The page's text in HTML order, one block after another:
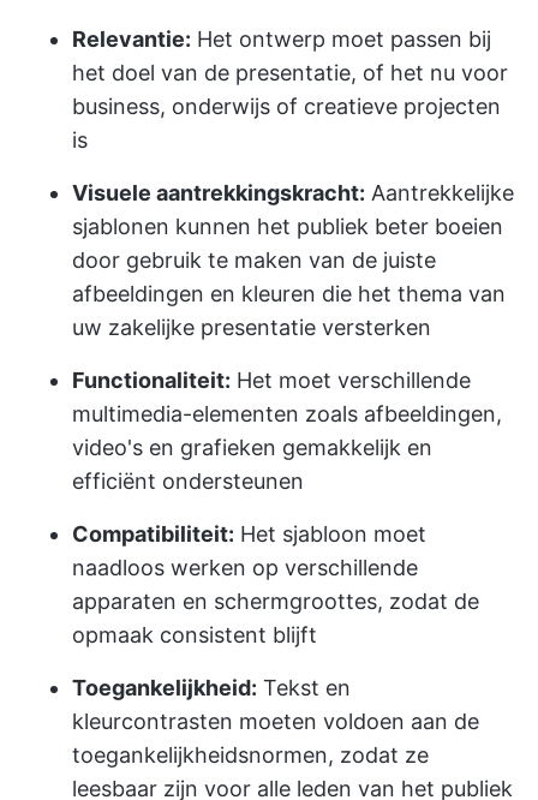
Relevantie: Het ontwerp moet passen bij
het doel van de presentatie, of het nu voor
business, onderwijs of creatieve projecten
is
Visuele aantrekkingskracht: Aantrekkelijke
sjablonen kunnen het publiek beter boeien
door gebruik te maken van de juiste
afbeeldingen en kleuren die het thema van
uw zakelijke presentatie versterken
Functionaliteit: Het moet verschillende
multimedia-elementen zoals afbeeldingen,
video's en grafieken gemakkelijk en
efficiënt ondersteunen
Compatibiliteit: Het sjabloon moet
naadloos werken op verschillende
apparaten en schermgroottes, zodat de
opmaak consistent blijft
Toegankelijkheid: Tekst en
kleurcontrasten moeten voldoen aan de
toegankelijkheidsnormen, zodat ze
leesbaar zijn voor alle leden van het publiek